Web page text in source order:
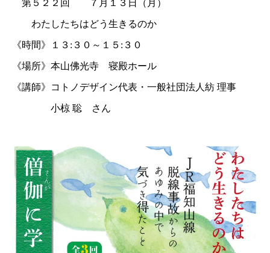
第５２２回 ７月１３日（月）
わたしたちはどう生きるのか
《時間》１３:３０～１５:３０
《場所》本山佛光寺 寝殿ホール
《講師》コトノデザイン代表・一般社団法人紡 理事
小椋 聡 さん